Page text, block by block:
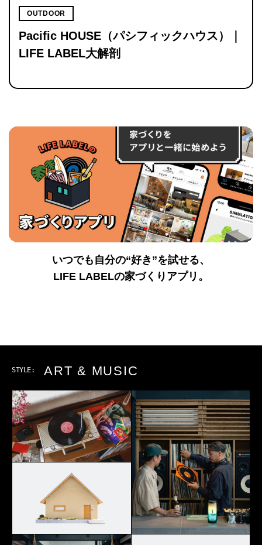
OUTDOOR
Pacific HOUSE（パシフィックハウス）｜
LIFE LABEL大解剖
いつでも自分の“好き”を試せる、
LIFE LABELの家づくりアプリ。
STYLE: OUTDOOR